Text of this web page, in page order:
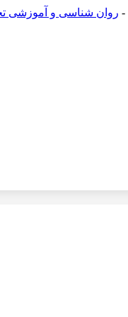
- روان شناسی و آموزشی